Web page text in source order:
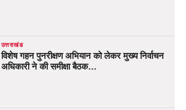
उत्तराखंड
विशेष गहन पुनरीक्षण अभियान को लेकर मुख्य निर्वाचन
अधिकारी ने की समीक्षा बैठक…